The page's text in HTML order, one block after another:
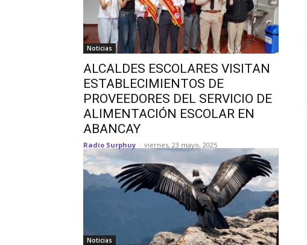
Noticias
ALCALDES ESCOLARES VISITAN
ESTABLECIMIENTOS DE
PROVEEDORES DEL SERVICIO DE
ALIMENTACIÓN ESCOLAR EN
ABANCAY
Radio Surphuy - viernes, 23 mayo, 2025
Noticias